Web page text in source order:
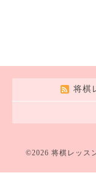
将棋
©2026 将棋レッス